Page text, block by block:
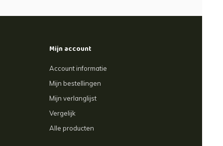
Mijn account
Account informatie
Mijn bestellingen
Mijn verlanglijst
Vergelijk
Alle producten